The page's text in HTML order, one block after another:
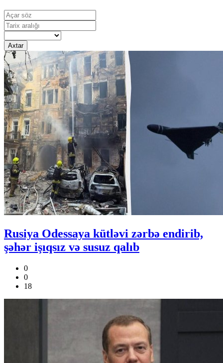
Axtar
Rusiya Odessaya kütləvi zərbə endirib,
şəhər işıqsız və susuz qalıb
0
0
18